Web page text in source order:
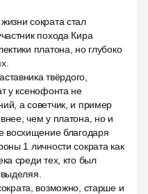
сократа стал
похода Кира
платона, но глубоко
твёрдого,
у ксенофонта не
а советчик, и пример
чем у платона, но и
восхищение благодаря
1 личности сократа как
среди тех, кто был
возможно, старше и